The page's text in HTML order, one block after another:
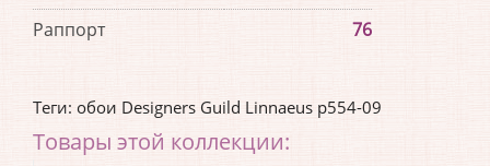
Раппорт
76
Теги: обои Designers Guild Linnaeus p554-09
Товары этой коллекции: